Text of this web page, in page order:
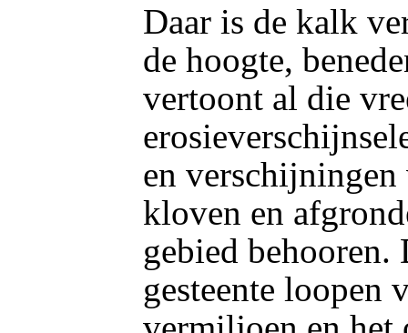
Daar is de kalk
de hoogte,
vertoont al die
en
kloven en
gebied behooren.
gesteente loopen